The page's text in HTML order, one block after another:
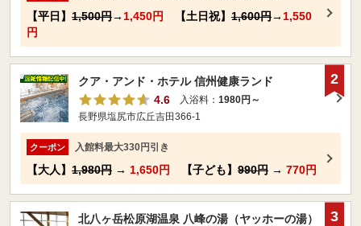
【平日】 1,500円→ 1,450円 【土日祝】 1,600円→ 1,550
円
クア・アンド・ホテル 信州健康ランド
4.6
入浴料： 1980円～
長野県塩尻市広丘吉田366-1
クーポン 入館料最大330円引き
【大人】 1,980円 → 1,650円 【子ども】 990円 → 770円
2
北八ヶ岳松原湖温泉 八峰の湯（ヤッホーの湯）
3